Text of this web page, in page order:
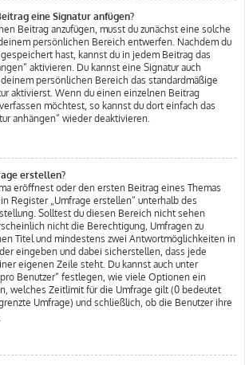
eine Signatur anfügen?
Beitrag anzufügen, musst du zunächst eine solche
persönlichen Bereich entwerfen. Nachdem du
hast, kannst du in jedem Beitrag das
aktivieren. Du kannst eine Signatur auch
persönlichen Bereich das standardmäßige
aktivierst. Wenn du einen einzelnen Beitrag
möchtest, so kannst du dort einfach das
anhängen“ wieder deaktivieren.
erstellen?
eröffnest oder den ersten Beitrag eines Themas
Register „Umfrage erstellen“ unterhalb des
Solltest du diesen Bereich nicht sehen
nicht die Berechtigung, Umfragen zu
Titel und mindestens zwei Antwortmöglichkeiten in
eingeben und dabei sicherstellen, dass jede
eigenen Zeile steht. Du kannst auch unter
Benutzer“ festlegen, wie viele Optionen ein
welches Zeitlimit für die Umfrage gilt (0 bedeutet
Umfrage) und schließlich, ob die Benutzer ihre